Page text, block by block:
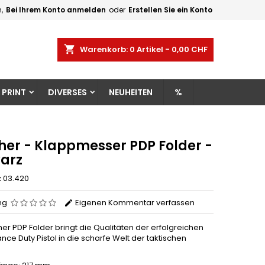
Bei Ihrem Konto anmelden oder Erstellen Sie ein Konto
shopping_cart Warenkorb: 0 Artikel - 0,00 CHF
DIVERSES NEUHEITEN %
- Klappmesser PDP Folder -
03.420
Eigenen Kommentar verfassen
PDP Folder bringt die Qualitäten der erfolgreichen
Duty Pistol in die scharfe Welt der taktischen